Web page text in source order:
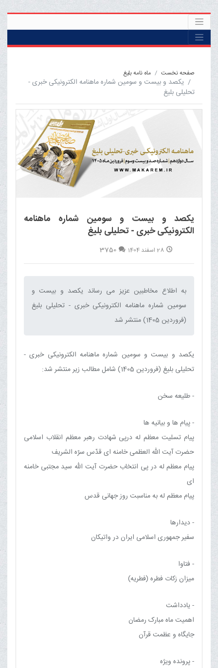
صفحه نخست ماه نامه بلیغ
یکصد و بیست و سومین شماره ماهنامه الکترونیکی خبری -
تحلیلی بلیغ
یکصد و بیست و سومین شماره ماهنامه
الکترونیکی خبری - تحلیلی بلیغ
28 اسفند 1404 3750
به اطلاع مخاطبین عزیز می رساند یکصد و بیست و
سومین شماره ماهنامه الکترونیکی خبری - تحلیلی بلیغ
(فروردین 1405) منتشر شد‌
یکصد و بیست و سومین شماره ماهنامه الکترونیکی خبری -
تحلیلی بلیغ (فروردین 1405) شامل مطالب زیر منتشر شد:
- طلیعه سخن
- پیام ها و بیانیه ها
پیام تسلیت معظم له درپی شهادت رهبر معظم انقلاب اسلامی
حضرت آیت الله العظمی خامنه ای قدّس سرّه الشریف
پیام معظم له در پی انتخاب حضرت آیت الله سید مجتبی خامنه
ای
پیام معظم له به مناسبت روز جهانی قدس
- دیدارها
سفیر جمهوری اسلامی ایران در واتیکان
- فتاوا
میزان زکات فطره (فطریه)
- یادداشت
اهمیت ماه مبارک رمضان
جایگاه و عظمت قرآن
- پرونده ویژه